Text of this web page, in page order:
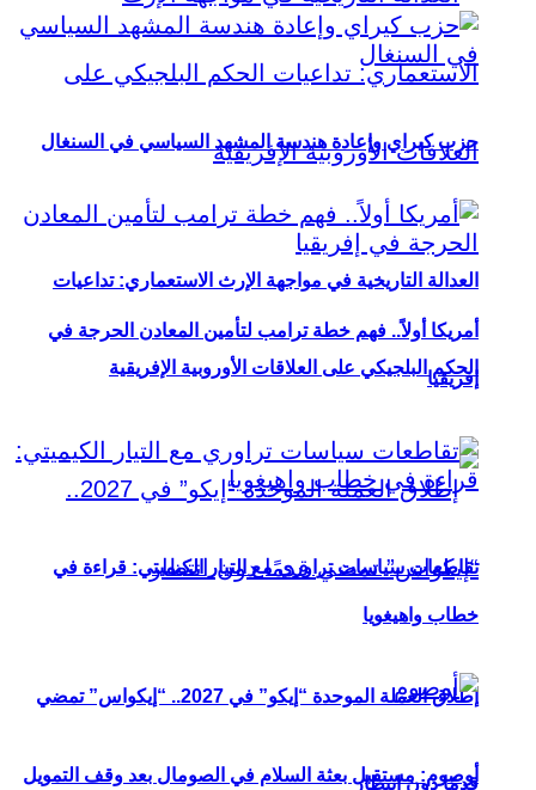
العدالة التاريخية في مواجهة الإرث الاستعماري: تداعيات
الحكم البلجيكي على العلاقات الأوروبية الإفريقية
إطلاق العملة الموحدة “إيكو” في 2027.. “إيكواس” تمضي
قدمًا دون انتظار
حزب كيراي وإعادة هندسة المشهد السياسي في السنغال
أمريكا أولاً.. فهم خطة ترامب لتأمين المعادن الحرجة في
إفريقيا
تقاطعات سياسات تراوري مع التيار الكيميتي: قراءة في
خطاب واهيغويا
أوصوم: مستقبل بعثة السلام في الصومال بعد وقف التمويل